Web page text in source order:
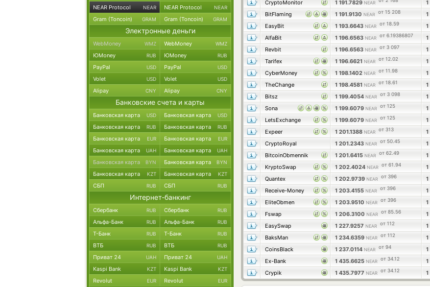
CryptoMonitor
1 191.7829 NEAR 1
BitFlaming
1 191.9130 NEAR от 15 208 1
EasyBit
1 193.6643 NEAR от 18.59 1
AlfaBit
1 196.6563 NEAR от 6.19386807 1
Revbit
1 196.6563 NEAR от 3 097 1
Tarifex
1 196.6621 NEAR от 12.02 1
CyberMoney
1 198.1402 NEAR от 11.98 1
TheChange
1 198.4581 NEAR от 18.61 1
Bitsz
1 199.4054 NEAR от 3 098 1
Sona
1 199.6079 NEAR от 125 1
LetsExchange
1 199.6079 NEAR от 125 1
Expeer
1 201.1388 NEAR от 313 1
CryptoRoyal
1 201.2343 NEAR от 50.45 1
BitcoinObmennik
1 201.6415 NEAR от 62.49 1
KryptoSwap
1 202.4024 NEAR от 61.94 1
Quantex
1 202.9739 NEAR от 396 1
Receive-Money
1 203.4155 NEAR от 396 1
EliteObmen
1 203.9510 NEAR от 396 1
Fswap
1 206.3100 NEAR от 85.56 1
EasySwap
1 227.9257 NEAR от 112 1
BaksMan
1 234.6359 NEAR от 112 1
CoinsBlack
1 237.0114 NEAR от 94 1
Ex-Bank
1 435.6625 NEAR от 34.12 1
Crypik
1 435.7977 NEAR от 34.12 1
NEAR Protocol NEAR NEAR Protocol NEAR
Gram (Toncoin) GRAM Gram (Toncoin) GRAM
Электронные деньги
WebMoney WMZ WebMoney WMZ
ЮMoney RUB ЮMoney RUB
PayPal USD PayPal USD
Volet USD Volet USD
Alipay CNY Alipay CNY
Банковские счета и карты
Банковская карта USD Банковская карта USD
Банковская карта RUB Банковская карта RUB
Банковская карта EUR Банковская карта EUR
Банковская карта UAH Банковская карта UAH
Банковская карта BYN Банковская карта BYN
Банковская карта KZT Банковская карта KZT
СБП RUB СБП RUB
Интернет-банкинг
Сбербанк RUB Сбербанк RUB
Альфа-Банк RUB Альфа-Банк RUB
Т-Банк RUB Т-Банк RUB
ВТБ RUB ВТБ RUB
Приват 24 UAH Приват 24 UAH
Kaspi Bank KZT Kaspi Bank KZT
Revolut EUR Revolut EUR